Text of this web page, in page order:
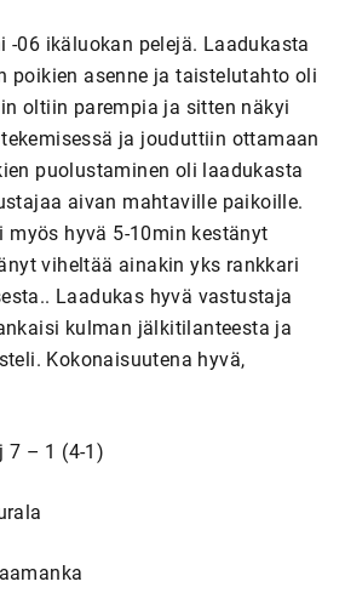
-06 ikäluokan pelejä. Laadukasta
poikien asenne ja taistelutahto oli
oltiin parempia ja sitten näkyi
ja jouduttiin ottamaan
puolustaminen oli laadukasta
aivan mahtaville paikoille.
hyvä 5-10min kestänyt
viheltää ainakin yks rankkari
Laadukas hyvä vastustaja
kulman jälkitilanteesta ja
Kokonaisuutena hyvä,
7 – 1 (4-1)